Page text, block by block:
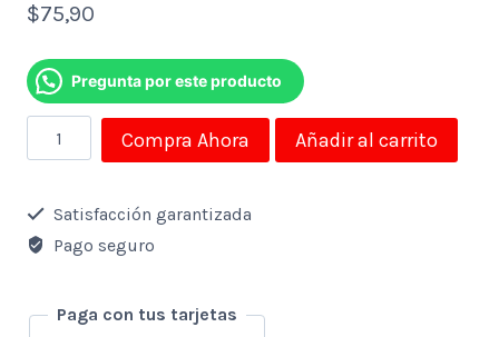
$75,90
Pregunta por este producto
Batidora
DECKER
De
3
Compra Ahora Añadir al carrito
Satisfacción garantizada
Pago seguro
Paga con tus tarjetas